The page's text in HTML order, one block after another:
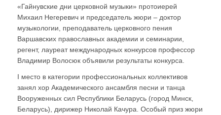
«Гайнувские дни церковной музыки» протоиерей
Михаил Негеревич и председатель жюри – доктор
музыкологии, преподаватель церковного пения
Варшавских православных академии и семинарии,
регент, лауреат международных конкурсов профессор
Владимир Волосюк объявили результаты конкурса.
I место в категории профессиональных коллективов
занял хор Академического ансамбля песни и танца
Вооруженных сил Республики Беларусь (город Минск,
Беларусь), дирижер Николай Качура. Особый приз жюри